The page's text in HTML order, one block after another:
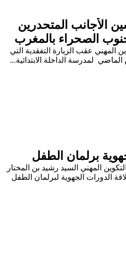
الأجانب المتحدرين
الصحراء بالمغرب
المهني عقب الزيارة التفقدية التي
لمدرسة الداخلة الابتدائية...
برلمان الطفل
المهني السيد رشيد بن المختار
الدورات الجهوية لبرلمان الطفل